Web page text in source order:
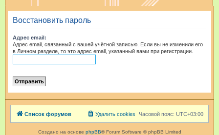
и
Восстановить пароль
Адрес email:
Адрес email, связанный с вашей учётной записью. Если вы не изменили его
в Личном разделе, то это адрес email, указанный вами при регистрации.
Список форумов Часовой пояс: UTC+03:00
Удалить cookies
Создано на основе phpBB® Forum Software © phpBB Limited